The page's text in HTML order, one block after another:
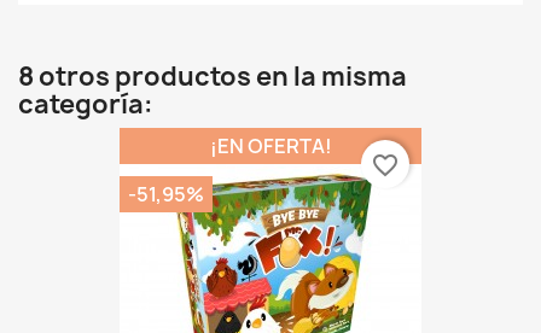
8 otros productos en la misma
categoría:
¡EN OFERTA!
-51,95%
favorite_border